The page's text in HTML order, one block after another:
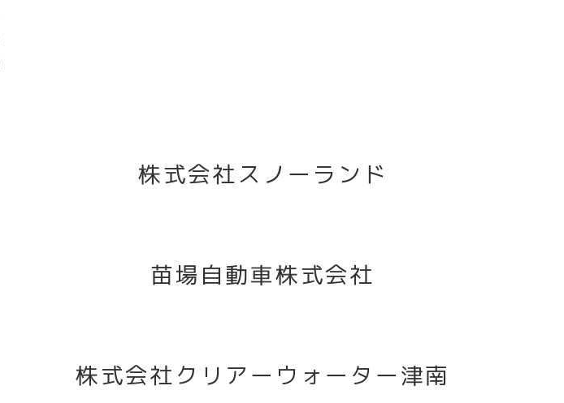
株式会社スノーランド
苗場自動車株式会社
株式会社クリアーウォーター津南